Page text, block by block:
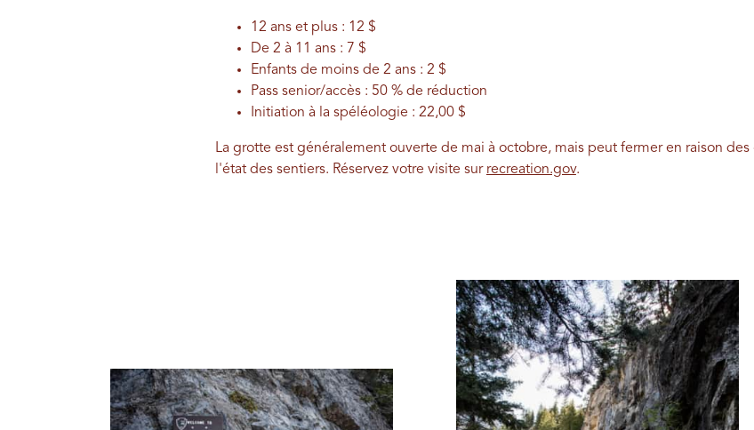
12 ans et plus : 12 $
De 2 à 11 ans : 7 $
Enfants de moins de 2 ans : 2 $
Pass senior/accès : 50 % de réduction
Initiation à la spéléologie : 22,00 $
La grotte est généralement ouverte de mai à octobre, mais peut fermer en raison
l'état des sentiers. Réservez votre visite sur recreation.gov.